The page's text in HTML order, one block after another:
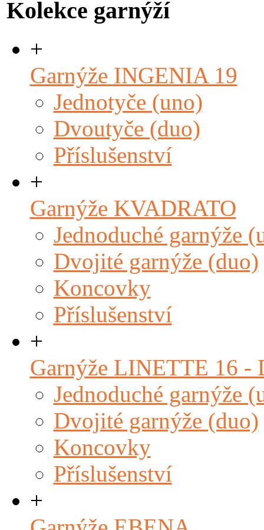
Kolekce garnýží
+
Garnýže INGENIA 19
Jednotyče (uno)
Dvoutyče (duo)
Příslušenství
+
Garnýže KVADRATO
Jednoduché garnýže
Dvojité garnýže (duo)
Koncovky
Příslušenství
+
Garnýže LINETTE 16 -
Jednoduché garnýže
Dvojité garnýže (duo)
Koncovky
Příslušenství
+